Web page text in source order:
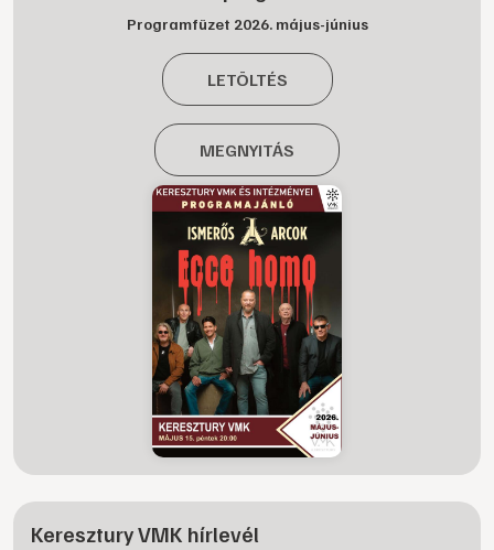
Programfüzet 2026. május-június
LETÖLTÉS
MEGNYITÁS
Keresztury VMK hírlevél